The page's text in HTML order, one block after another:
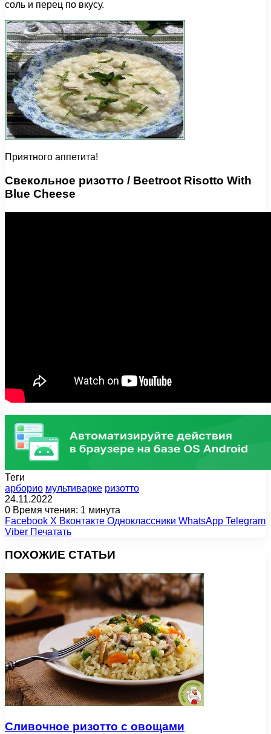
соль и перец по вкусу.
Приятного аппетита!
Свекольное ризотто / Beetroot Risotto With
Blue Cheese
Теги
арборио мультиварке ризотто
24.11.2022
0 Время чтения: 1 минута
Facebook X Вконтакте Одноклассники WhatsApp Telegram
Viber Печатать
ПОХОЖИЕ СТАТЬИ
Сливочное ризотто с овощами